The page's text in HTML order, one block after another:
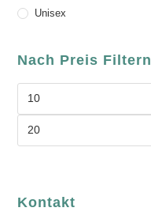
Unisex
Nach Preis Filtern
Kontakt